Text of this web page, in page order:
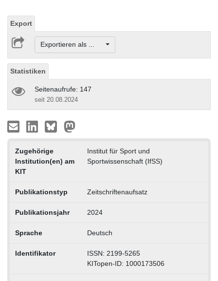
Export
Exportieren als ...
Statistiken
Seitenaufrufe: 147
seit 20.08.2024
Zugehörige
Institution(en) am
KIT
Institut für Sport und
Sportwissenschaft (IfSS)
Publikationstyp Zeitschriftenaufsatz
Publikationsjahr 2024
Sprache Deutsch
Identifikator
ISSN: 2199-5265
KITopen-ID: 1000173506